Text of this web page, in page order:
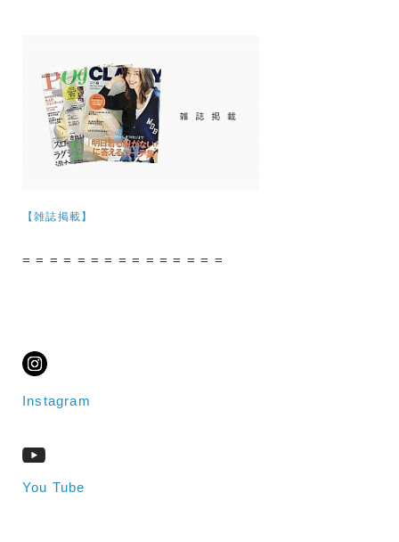
【雑誌掲載】
= = = = = = = = = = = = = = =
Instagram
You Tube